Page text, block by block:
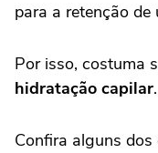
para a retenção de
Por isso, costuma
hidratação capilar.
Confira alguns